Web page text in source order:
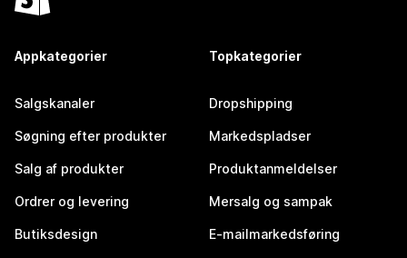
Appkategorier
Salgskanaler
Søgning efter produkter
Salg af produkter
Ordrer og levering
Butiksdesign
Topkategorier
Dropshipping
Markedspladser
Produktanmeldelser
Mersalg og sampak
E-mailmarkedsføring